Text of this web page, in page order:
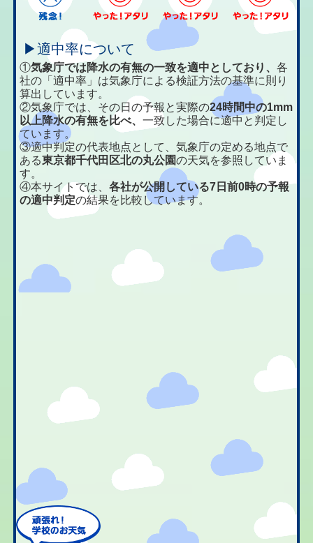
▶適中率について
①気象庁では降水の有無の一致を適中としており、各
社の「適中率」は気象庁による検証方法の基準に則り
算出しています。
②気象庁では、その日の予報と実際の24時間中の1mm
以上降水の有無を比べ、一致した場合に適中と判定し
ています。
③適中判定の代表地点として、気象庁の定める地点で
ある東京都千代田区北の丸公園の天気を参照していま
す。
④本サイトでは、各社が公開している7日前0時の予報
の適中判定の結果を比較しています。